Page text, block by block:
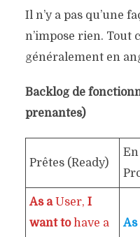
Il n’y a pas qu’une
n’impose rien. Tout
généralement en
Backlog de
prenantes)
Prêtes (Ready)
As aUser, I
want tohave a
As